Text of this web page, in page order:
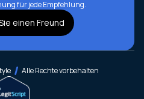
für jede Empfehlung.
einen Freund
Alle Rechte vorbehalten